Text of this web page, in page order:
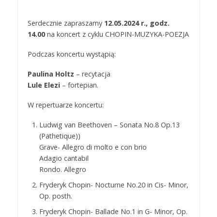
Serdecznie zapraszamy12.05.2024 r., godz.
14.00na koncert z cyklu CHOPIN-MUZYKA-POEZJA
Podczas koncertu wystąpią:
Paulina Holtz – recytacja
Lule Elezi– fortepian.
W repertuarze koncertu:
Ludwig van Beethoven – Sonata No.8 Op.13
(Pathetique))
Grave- Allegro di molto e con brio
Adagio cantabil
Rondo. Allegro
Fryderyk Chopin- Nocturne No.20 in Cis- Minor,
Op. posth.
Fryderyk Chopin- Ballade No.1 in G- Minor, Op.